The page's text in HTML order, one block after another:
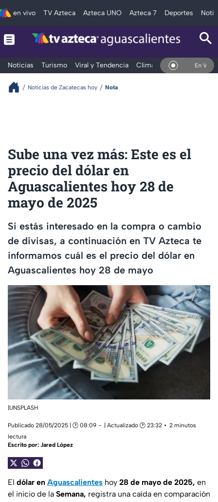
en vivo TV Azteca Azteca UNO Azteca 7 Deportes
Noticias Turismo Viral y Tendencia Clima Deportes En Vivo
Noticias de Zacatecas hoy Nota
Sube una vez más: Este es el
precio del dólar en
Aguascalientes hoy 28 de
mayo de 2025
Si estás interesado en la compra o cambio
de divisas, a continuación en TV Azteca te
informamos cuál es el precio del dólar en
Aguascalientes hoy 28 de mayo
|UNSPLASH
Publicado 28/05/2025 | 🕑 08:09 | Actualizado 🕑 23:32
2 minutos
lectura
Escrito por: Jared López
El dólar en Aguascalientes hoy 28 de mayo de 2025, en
el inicio de la Semana, registra una caída en comparación